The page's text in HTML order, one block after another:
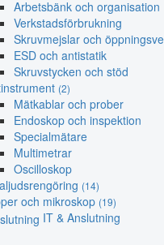
Arbetsbänk och organisation
Verkstadsförbrukning
Skruvmejslar och
ESD och antistatik
Skruvstycken och stöd
(2)
Mätkablar och prober
Endoskop och inspektion
Specialmätare
Multimetrar
Oscilloskop
(14)
och mikroskop (19)
IT & Anslutning